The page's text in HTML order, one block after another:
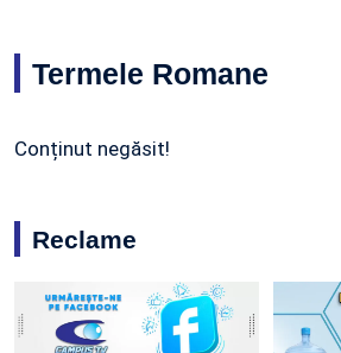
Termele Romane
Conținut negăsit!
Reclame